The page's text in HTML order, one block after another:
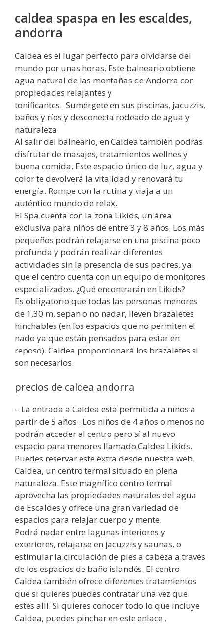
caldea spaspa en les escaldes,
andorra
Caldea es el lugar perfecto para olvidarse del
mundo por unas horas. Este balneario obtiene
agua natural de las montañas de Andorra con
propiedades relajantes y
tonificantes. Sumérgete en sus piscinas, jacuzzis,
baños y ríos y desconecta rodeado de agua y
naturaleza
Al salir del balneario, en Caldea también podrás
disfrutar de masajes, tratamientos wellnes y
buena comida. Este espacio único de luz, agua y
color te devolverá la vitalidad y renovará tu
energía. Rompe con la rutina y viaja a un
auténtico mundo de relax.
El Spa cuenta con la zona Likids, un área
exclusiva para niños de entre 3 y 8 años. Los más
pequeños podrán relajarse en una piscina poco
profunda y podrán realizar diferentes
actividades sin la presencia de sus padres, ya
que el centro cuenta con un equipo de monitores
especializados. ¿Qué encontrarán en Likids?
Es obligatorio que todas las personas menores
de 1,30 m, sepan o no nadar, lleven brazaletes
hinchables (en los espacios que no permiten el
nado ya que están pensados para estar en
reposo). Caldea proporcionará los brazaletes si
son necesarios.
precios de caldea andorra
– La entrada a Caldea está permitida a niños a
partir de 5 años . Los niños de 4 años o menos no
podrán acceder al centro pero sí al nuevo
espacio para menores llamado Caldea Likids.
Puedes reservar este extra desde nuestra web.
Caldea, un centro termal situado en plena
naturaleza. Este magnífico centro termal
aprovecha las propiedades naturales del agua
de Escaldes y ofrece una gran variedad de
espacios para relajar cuerpo y mente.
Podrá nadar entre lagunas interiores y
exteriores, relajarse en jacuzzis y saunas, o
estimular la circulación de pies a cabeza a través
de los espacios de baño islandés. El centro
Caldea también ofrece diferentes tratamientos
que si quieres puedes contratar una vez que
estés allí. Si quieres conocer todo lo que incluye
Caldea, puedes pinchar en este enlace .